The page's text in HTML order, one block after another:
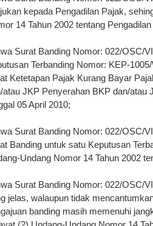
kepada Pengadilan Pajak,
14 Tahun 2002 tentang
Surat Banding Nomor: 022/OSC/
Terbanding Nomor: KEP-
Ketetapan Pajak Kurang Bayar
atau JKP Penyerahan BKP dan/atau
05 April 2010;
Surat Banding Nomor: 022/OSC/
Banding untuk satu Keputusan
Undang Nomor 14 Tahun 2002
Surat Banding Nomor: 022/OSC/
jelas, walaupun tidak
banding masih memenuhi